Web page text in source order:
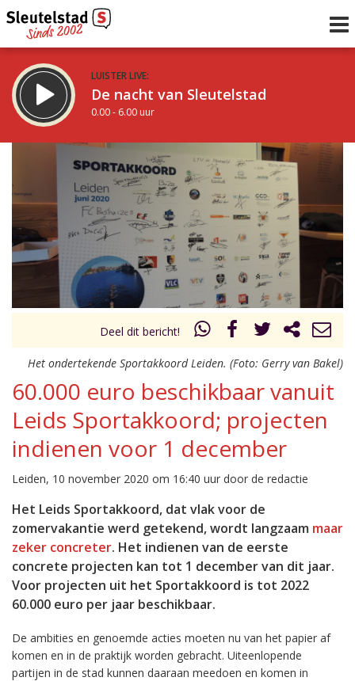
LUISTER LIVE:
De nacht van Sleutelstad
0.00 - 6.00 uur
De ochtend van Sleutelstad
6.00 - 12.00 uur
Vorig uur
uur 1 van 0 Volgend uur
Inklappen
Deel dit bericht!
Het ondertekende Sportakkoord Leiden. (Foto: Gerry van Bakel)
60.000 euro beschikbaar vanuit
Leids Sportakkoord; projecten
indienen voor 1 december
Leiden, 10 november 2020 om 16:40 uur door de redactie
Het Leids Sportakkoord, dat vlak voor de
zomervakantie werd getekend, wordt langzaam maar
zeker concreter. Het indienen van de eerste
concrete projecten kan tot 1 december van dit jaar.
Voor projecten uit het Sportakkoord is tot 2022
60.000 euro per jaar beschikbaar.
De ambities en genoemde acties moeten nu van het papier af
komen en in de praktijk worden gebracht. Uiteenlopende
partijen in de stad kunnen daaraan meedoen en komen in